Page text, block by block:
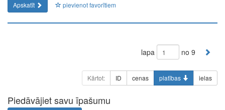
Apskatīt pievienot favorītiem
lapa no 9
Kārtot: ID cenas platības ielas
Piedāvājiet savu īpašumu